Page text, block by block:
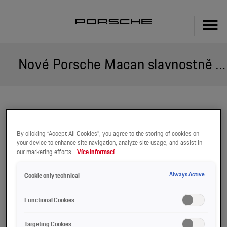
Nové Porsche Macan slavnostně odhaleno
By clicking “Accept All Cookies”, you agree to the storing of cookies on
your device to enhance site navigation, analyze site usage, and assist in
our marketing efforts. Více informací
Cookie only technical Always Active
Functional Cookies
Targeting Cookies